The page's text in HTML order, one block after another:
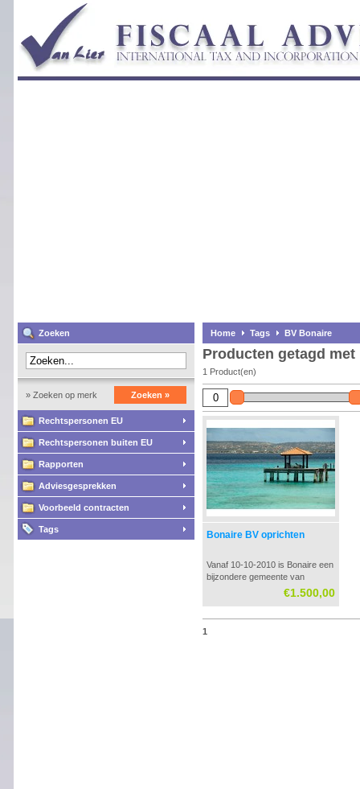
Zoeken
» Zoeken op merk Zoeken »
Rechtspersonen EU
Rechtspersonen buiten EU
Rapporten
Adviesgesprekken
Voorbeeld contracten
Tags
Home Tags BV Bonaire
Producten getagd met
1 Product(en)
Bonaire BV oprichten
Vanaf 10-10-2010 is Bonaire een
bijzondere gemeente van
Nederland. Deze gemeente heeft
een eigen belastingwet met een
Bij uitdeling van deze winst is
€1.500,00
1